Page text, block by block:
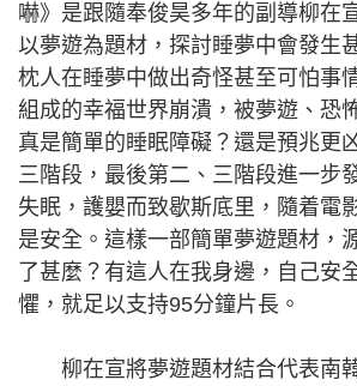
嚇》是跟隨奉俊昊多年的副導柳在
以夢遊為題材，探討睡夢中會發生
枕人在睡夢中做出奇怪甚至可怕事
組成的幸福世界崩潰，被夢遊、恐
真是簡單的睡眠障礙？還是預兆更
三階段，最後第二、三階段進一步
失眠，護嬰而致歇斯底里，隨着電
是安全。這樣一部簡單夢遊題材，
了甚麼？有這人在我身邊，自己安
懼，就足以支持95分鐘片長。
柳在宣將夢遊題材結合代表南